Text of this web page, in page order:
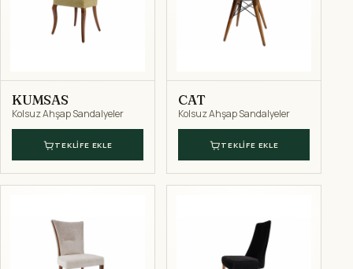
KUMSAS
Kolsuz Ahşap Sandalyeler
TEKLIFE EKLE
CAT
Kolsuz Ahşap Sandalyeler
TEKLIFE EKLE